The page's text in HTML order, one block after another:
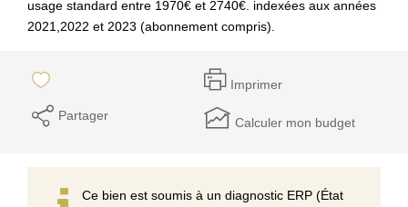
usage standard entre 1970€ et 2740€. indexées aux années
2021,2022 et 2023 (abonnement compris).
Imprimer
Partager Calculer mon budget
Ce bien est soumis à un diagnostic ERP (État